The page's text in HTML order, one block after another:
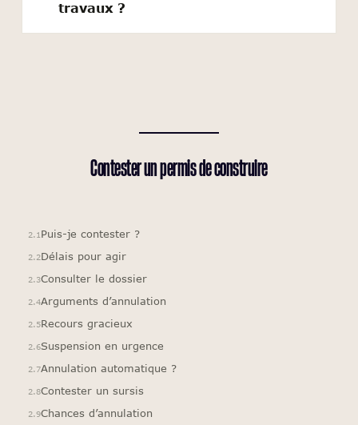
travaux ?
Contester unpermis de construire
2.1Puis-je contester ?
2.2Délais pour agir
2.3Consulter le dossier
2.4Arguments d’annulation
2.5Recours gracieux
2.6Suspension en urgence
2.7Annulation automatique ?
2.8Contester un sursis
2.9Chances d’annulation